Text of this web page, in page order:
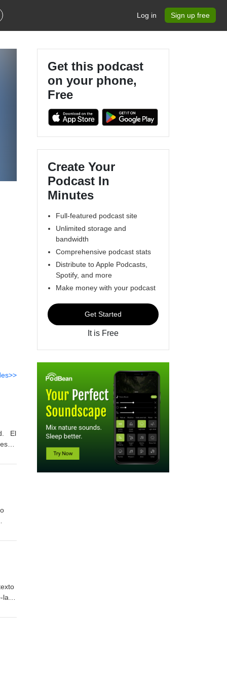
Log in Sign up free
El
Get this podcast
on your phone,
Free
Create Your
Podcast In
Minutes
Full-featured podcast site
Unlimited storage and
bandwidth
Comprehensive podcast stats
Distribute to Apple Podcasts,
Spotify, and more
Make money with your podcast
Get Started
It is Free